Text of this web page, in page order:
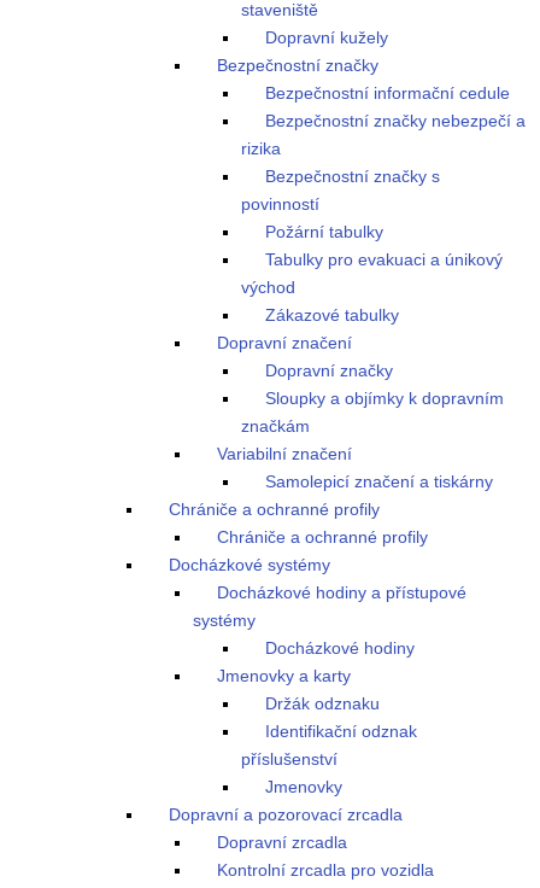
staveniště
Dopravní kužely
Bezpečnostní značky
Bezpečnostní informační cedule
Bezpečnostní značky nebezpečí a
rizika
Bezpečnostní značky s
povinností
Požární tabulky
Tabulky pro evakuaci a únikový
východ
Zákazové tabulky
Dopravní značení
Dopravní značky
Sloupky a objímky k dopravním
značkám
Variabilní značení
Samolepicí značení a tiskárny
Chrániče a ochranné profily
Chrániče a ochranné profily
Docházkové systémy
Docházkové hodiny a přístupové
systémy
Docházkové hodiny
Jmenovky a karty
Držák odznaku
Identifikační odznak
příslušenství
Jmenovky
Dopravní a pozorovací zrcadla
Dopravní zrcadla
Kontrolní zrcadla pro vozidla